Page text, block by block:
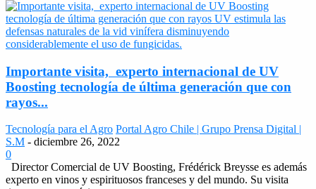
Importante visita, experto internacional de UV
Boosting tecnología de última generación que con
rayos...
Tecnología para el Agro Portal Agro Chile | Grupo Prensa Digital |
S.M - diciembre 26, 2022
0
Director Comercial de UV Boosting, Frédérick Breysse es además
experto en vinos y espirituosos franceses y del mundo. Su visita